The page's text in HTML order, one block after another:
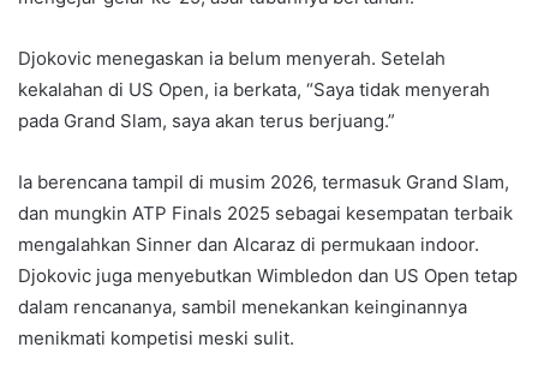
Djokovic menegaskan ia belum menyerah. Setelah
kekalahan di US Open, ia berkata, “Saya tidak menyerah
pada Grand Slam, saya akan terus berjuang.”
Ia berencana tampil di musim 2026, termasuk Grand Slam,
dan mungkin ATP Finals 2025 sebagai kesempatan terbaik
mengalahkan Sinner dan Alcaraz di permukaan indoor.
Djokovic juga menyebutkan Wimbledon dan US Open tetap
dalam rencananya, sambil menekankan keinginannya
menikmati kompetisi meski sulit.